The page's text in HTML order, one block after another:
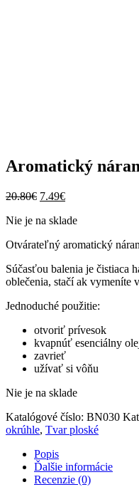
Aromatický
20.80€ Pôvodná
bola:
7.49€Aktuálna
je:
Nie je na sklade
Otvárateľný aromatický
Súčasťou balenia je čistiaca
oblečenia, stačí ak vymeníte
Jednoduché použitie:
otvoriť prívesok
kvapnúť esenciálny
zavrieť
užívať si vôňu
Nie je na sklade
Katalógové číslo: BN030
okrúhle, Tvar ploské
Popis
Ďalšie informácie
Recenzie (0)